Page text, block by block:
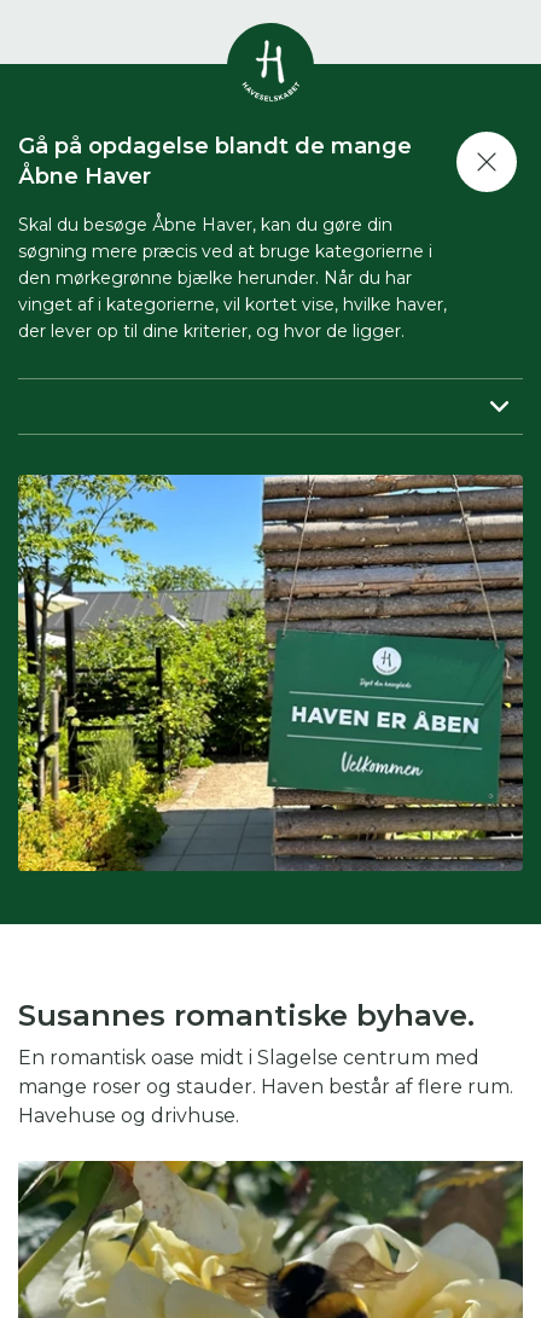
Gå på opdagelse blandt de mange
Åbne Haver
Skal du besøge Åbne Haver, kan du gøre din
søgning mere præcis ved at bruge kategorierne i
den mørkegrønne bjælke herunder. Når du har
vinget af i kategorierne, vil kortet vise, hvilke haver,
der lever op til dine kriterier, og hvor de ligger.
Region:her indsnævrer du, så du får vist haver tæt på dig.
Periode:vil du besøge Åbne Haver i en bestemt periode,
skal du sætte både start- og slutdato på.
Interesser:du kan også søge på interesser, hvis du fx er
glad for drivhus eller biodiversitet.
Kombination af kategorier:du kan også vinge af i flere
kategorier for at gøre din søgning endnu mere specifik.
Skal du fx på weekendtur til Silkeborg og er glad for drivhus,
kan du med fordel både vinge af i periode, region og
interesse.
Havestof
0resultater
Arrangementer
0resultater
Åbne haver
Du skal indtaste minimum 3
tegn for at se resultater
Her kan du søge i hele vores katalog af
artikler, arrangementer, produkter og åbne
haver.
Susannes romantiske byhave.
En romantisk oase midt i Slagelse centrum med
mange roser og stauder. Haven består af flere rum.
Havehuse og drivhuse.